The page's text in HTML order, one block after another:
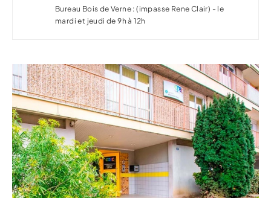
Bureau Bois de Verne : (impasse Rene Clair) - le
mardi et jeudi de 9h à 12h